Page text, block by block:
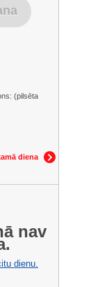
(pilsēta
diena
nav
dienu.